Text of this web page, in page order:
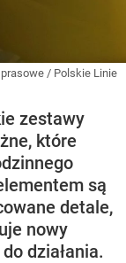
prasowe / Polskie Linie
zestawy
które
są
detale,
nowy
działania.